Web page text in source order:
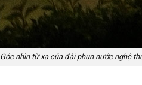
Góc nhìn từ xa của đài phun nước nghệ